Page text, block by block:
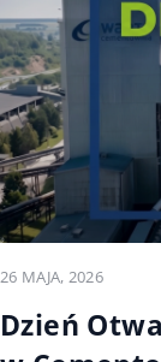
Dzień
26 MAJA, 2026